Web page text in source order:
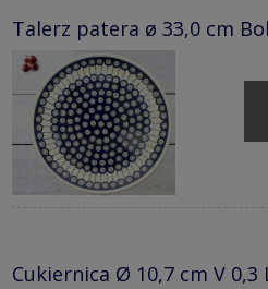
Talerz patera ø 33,0 cm
Cukiernica Ø 10,7 cm V 0,3